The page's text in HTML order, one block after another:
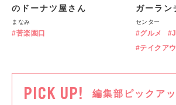
のドーナツ屋さん
まなみ
苦楽園口
ガーラン
センター
グルメ
テイクア
PICK UP! 編集部ピックア